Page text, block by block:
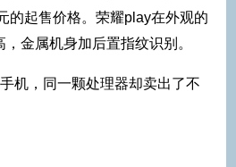
的起售价格。荣耀play在外观的
金属机身加后置指纹识别。